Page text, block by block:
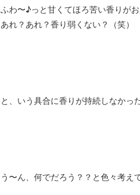
ふわ〜♪っと甘くてほろ苦い香りが
あれ？あれ？香り弱くない？（笑）
と、いう具合に香りが持続しなかっ
う〜ん、何でだろう？？と色々考え